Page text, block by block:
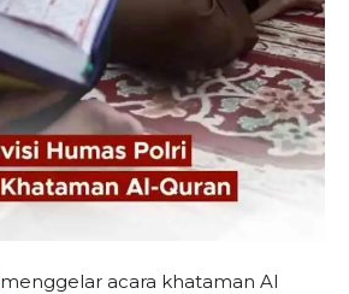
menggelar acara khataman Al